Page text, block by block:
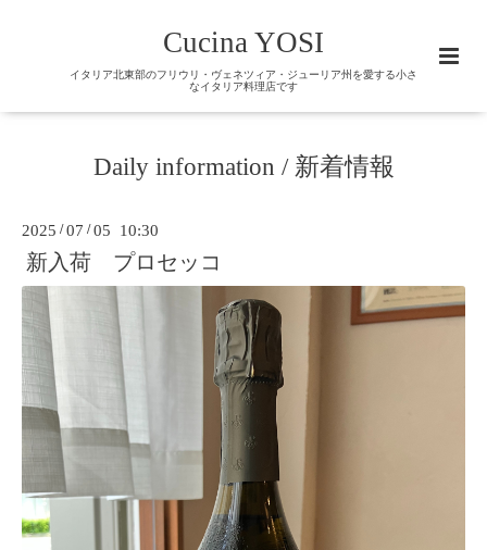
Cucina YOSI
イタリア北東部のフリウリ・ヴェネツィア・ジューリア州を愛する小さ
なイタリア料理店です
Daily information / 新着情報
2025 /07 /05 10:30
新入荷 プロセッコ